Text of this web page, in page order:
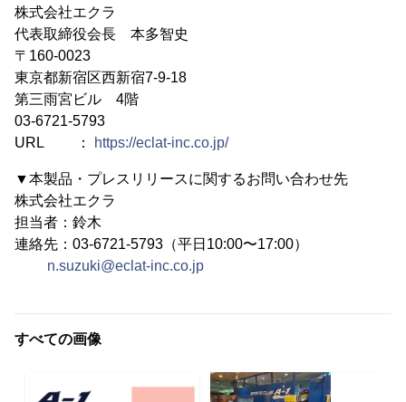
株式会社エクラ
代表取締役会長 本多智史
〒160-0023
東京都新宿区西新宿7-9-18
第三雨宮ビル 4階
03-6721-5793
URL ：
https://eclat-inc.co.jp/
▼本製品・プレスリリースに関するお問い合わせ先
株式会社エクラ
担当者：鈴木
連絡先：03-6721-5793（平日10:00〜17:00）
n.suzuki@eclat-inc.co.jp
すべての画像